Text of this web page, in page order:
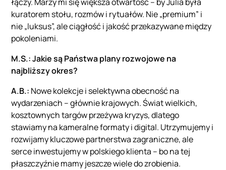
kuratorem stołu, rozmów i rytuałów. Nie „premium” i
nie „luksus”, ale ciągłość i jakość przekazywane między
pokoleniami.
M.S.: Jakie są Państwa plany rozwojowe na
najbliższy okres?
A.B.: Nowe kolekcje i selektywna obecność na
wydarzeniach – głównie krajowych. Świat wielkich,
kosztownych targów przeżywa kryzys, dlatego
stawiamy na kameralne formaty i digital. Utrzymujemy i
rozwijamy kluczowe partnerstwa zagraniczne, ale
serce inwestujemy w polskiego klienta – bo na tej
płaszczyźnie mamy jeszcze wiele do zrobienia.